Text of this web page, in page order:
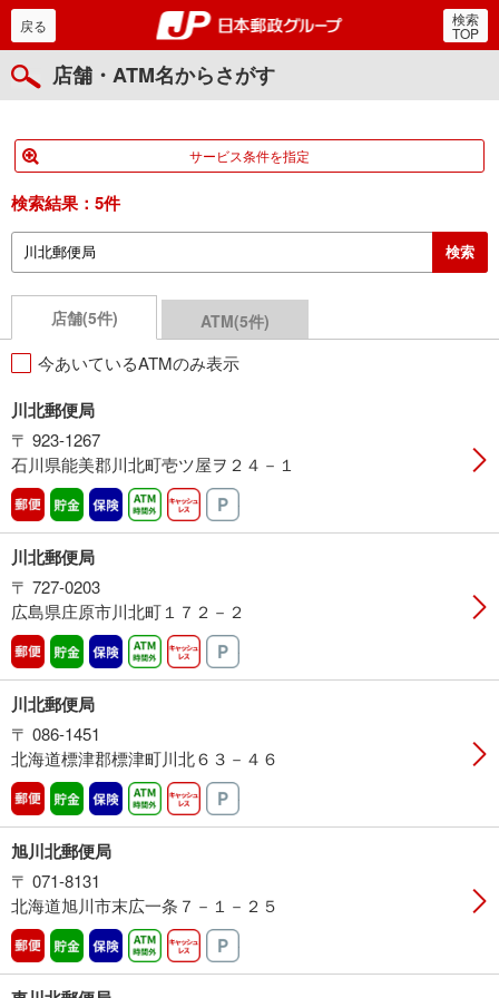
郵便局・日本郵政グルー
戻る 検索
TOP
店舗・ATM名からさがす
サービス条件を指定
検索結果： 5件
店舗(5件) ATM(5件)
今あいているATMのみ表示
川北郵便局
〒 923-1267
石川県能美郡川北町壱ツ屋ヲ２４－１
郵便 貯金 保険 ATM時間外キャッシュレス
川北郵便局
〒 727-0203
広島県庄原市川北町１７２－２
郵便 貯金 保険 ATM時間外キャッシュレス
川北郵便局
〒 086-1451
北海道標津郡標津町川北６３－４６
郵便 貯金 保険 ATM時間外キャッシュレス
旭川北郵便局
〒 071-8131
北海道旭川市末広一条７－１－２５
郵便 貯金 保険 ATM時間外キャッシュレス